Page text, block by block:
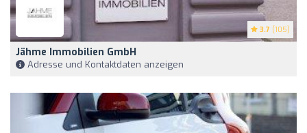
3.7 (105)
Jähme Immobilien GmbH
Adresse und Kontaktdaten anzeigen